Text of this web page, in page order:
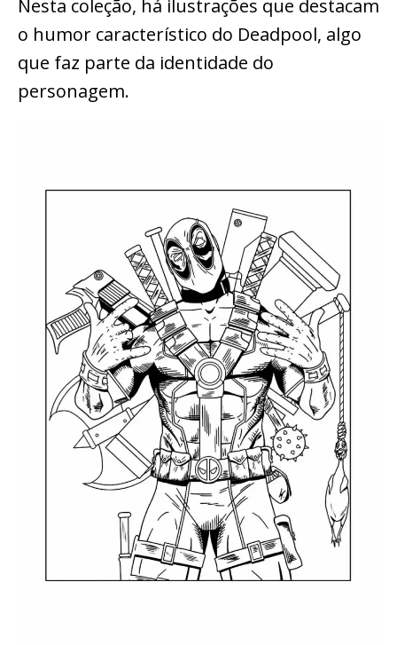
Nesta coleção, há ilustrações que destacam
o humor característico do Deadpool, algo
que faz parte da identidade do
personagem.